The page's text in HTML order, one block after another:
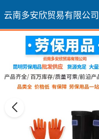
云南多安欣贸易有限公司